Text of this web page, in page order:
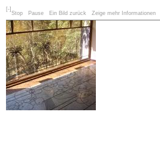
[-]
Stop Pause Ein Bild zurück Zeige mehr Informationen